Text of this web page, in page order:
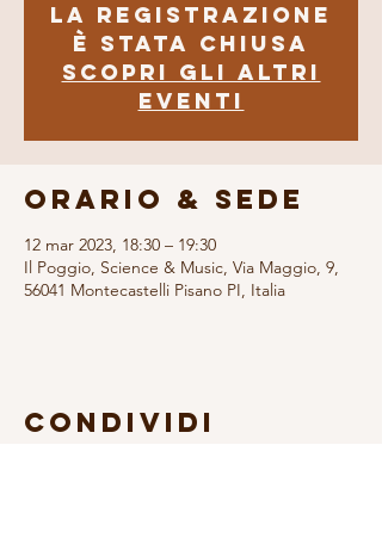
La registrazione
è stata chiusa
Scopri gli altri
eventi
Orario & Sede
12 mar 2023, 18:30 – 19:30
Il Poggio, Science & Music, Via Maggio, 9,
56041 Montecastelli Pisano PI, Italia
Condividi